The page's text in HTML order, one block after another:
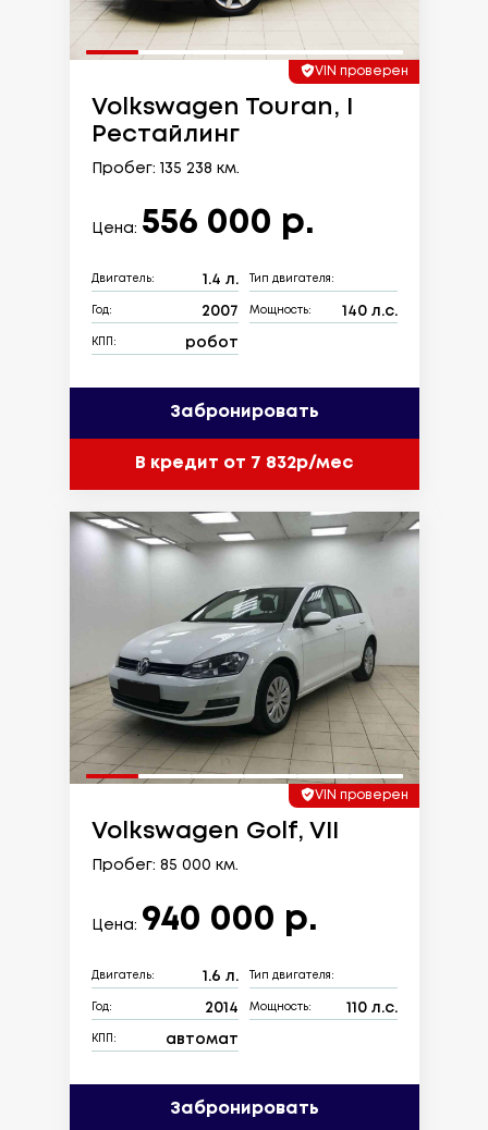
VIN проверен
Volkswagen Touran, I
Рестайлинг
Пробег: 135 238 км.
Цена: 556 000 р.
Двигатель: 1.4 л. Тип двигателя:
Год: 2007 Мощность: 140 л.с.
КПП: робот
Забронировать
В кредит от 7 832р/мес
VIN проверен
Volkswagen Golf, VII
Пробег: 85 000 км.
Цена: 940 000 р.
Двигатель: 1.6 л. Тип двигателя:
Год: 2014 Мощность: 110 л.с.
КПП: автомат
Забронировать